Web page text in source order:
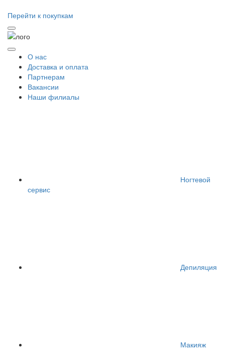
Перейти к покупкам
О нас
Доставка и оплата
Партнерам
Вакансии
Наши филиалы
Ногтевой
сервис
Депиляция
Макияж